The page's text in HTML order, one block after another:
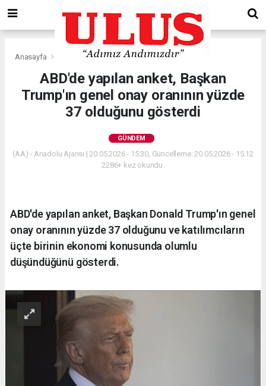
Anasayfa Gündem
ABD'de yapılan anket, Başkan
Trump'ın genel onay oranının yüzde
37 olduğunu gösterdi
GÜNDEM
(AA) - Anadolu Ajansı | 20.05.2026 - 15:30, Güncelleme: 20.05.2026 - 15:12
2286+ kez okundu.
ABD'de yapılan anket, Başkan Donald Trump'ın genel
onay oranının yüzde 37 olduğunu ve katılımcıların
üçte birinin ekonomi konusunda olumlu
düşündüğünü gösterdi.